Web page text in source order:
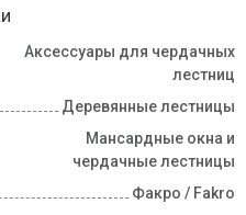
Аксессуары для чердачных
лестниц
Деревянные лестницы
Мансардные окна и
чердачные лестницы
Факро / Fakro